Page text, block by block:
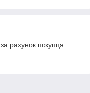
рахунок покупця